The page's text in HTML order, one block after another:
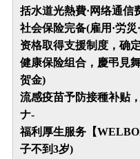
括水道光熱費·网络通信
社会保险完备(雇用·労災
资格取得支援制度，确
健康保险组合，慶弔見
贺金)
流感疫苗予防接種补贴
ナ-
福利厚生服务【
子不到3岁)